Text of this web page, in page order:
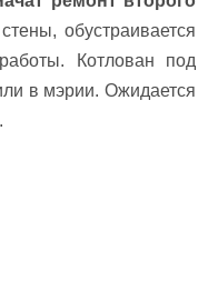
обустраивается
Котлован под
в мэрии. Ожидается